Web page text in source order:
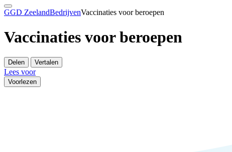
GGD ZeelandBedrijvenVaccinaties voor beroepen
Vaccinaties voor beroepen
Delen Vertalen
Lees voor
Voorlezen